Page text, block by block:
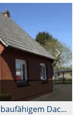
Gepflegtes Einfamilienhaus mit ausbaufähigem Dachgeschoss